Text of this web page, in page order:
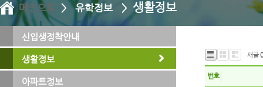
메인으로> 유학정보 > 생활정보
신입생정착안내
생활정보
아파트정보
새글0
번호